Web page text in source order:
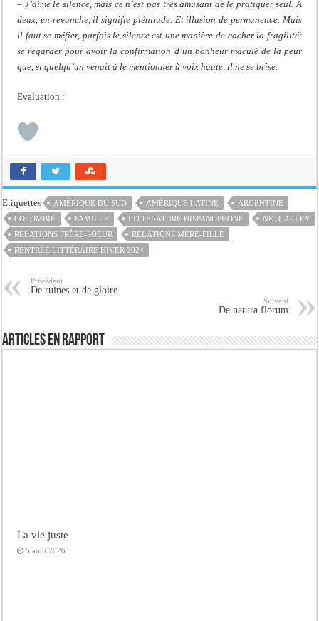
– J’aime le silence, mais ce n’est pas très amusant de le pratiquer seul. A
deux, en revanche, il signifie plénitude. Et illusion de permanence. Mais
il faut se méfier, parfois le silence est une manière de cacher la fragilité:
se regarder pour avoir la confirmation d’un bonheur maculé de la peur
que, si quelqu’un venait à le mentionner à voix haute, il ne se brise.
Evaluation :
Etiquettes AMÉRIQUE DU SUD AMÉRIQUE LATINE
ARGENTINE
COLOMBIE
FAMILLE LITTÉRATURE HISPANOPHONE
NETGALLEY
RELATIONS FRÈRE-SOEUR
RELATIONS MÈRE-FILLE
RENTRÉE LITTÉRAIRE HIVER 2024
Précédent
De ruines et de gloire
Suivant
De natura florum
Articles en rapport
La vie juste
5 août 2026